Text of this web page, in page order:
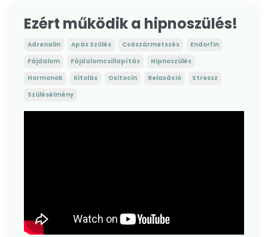
Ezért működik a hipnoszülés!
Adrenalin Apás Szülés Császármetszés
Endorfin
Fájdalom
Fájdalomcsillapítás
Hipnoszülés
Hormonok
Kitolás Oxitocin Relaxáció
Stressz
Szülésélmény